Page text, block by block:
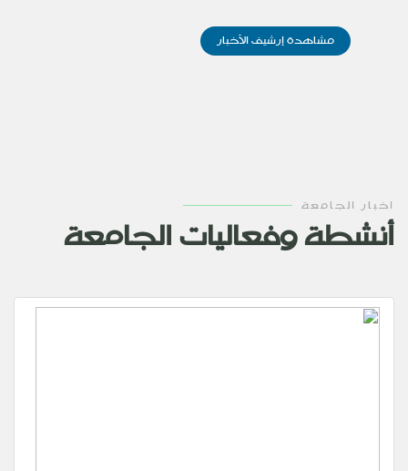
مشاهدة إرشيف الأخبار
اخبار الجامعة
أنشطة وفعاليات الجامعة